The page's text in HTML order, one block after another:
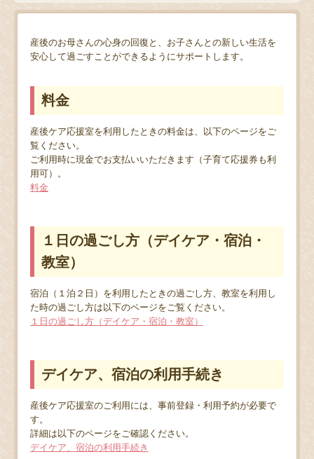
産後のお母さんの心身の回復と、お子さんとの新しい生活を
安心して過ごすことができるようにサポートします。
料金
産後ケア応援室を利用したときの料金は、以下のページをご
覧ください。
ご利用時に現金でお支払いいただきます（子育て応援券も利
用可）。
料金
１日の過ごし方（デイケア・宿泊・
教室）
宿泊（１泊２日）を利用したときの過ごし方、教室を利用し
た時の過ごし方は以下のページをご覧ください。
１日の過ごし方（デイケア・宿泊・教室）
デイケア、宿泊の利用手続き
産後ケア応援室のご利用には、事前登録・利用予約が必要で
す。
詳細は以下のページをご確認ください。
デイケア、宿泊の利用手続き